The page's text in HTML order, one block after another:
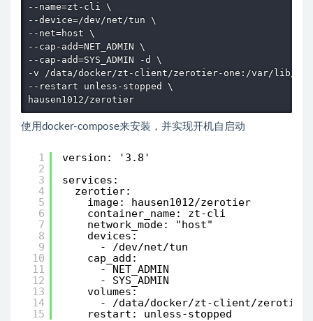
--name=zt-cli \
--device=/dev/net/tun \
--net=host \
--cap-add=NET_ADMIN \
--cap-add=SYS_ADMIN -d \
-v /data/docker/zt-client/zerotier-one:/var/lib/
--restart unless-stopped \
使用docker-compose来安装，并实现开机自启动
1
2
3
4
5
6
7
8
9
10
11
12
13
14
15
version: '3.8'
services:
zerotier:
image: hausen1012/zerotier
container_name: zt-cli
network_mode: "host"
devices:
- /dev/net/tun
cap_add:
- NET_ADMIN
- SYS_ADMIN
volumes:
- /data/docker/zt-client/
restart: unless-stopped